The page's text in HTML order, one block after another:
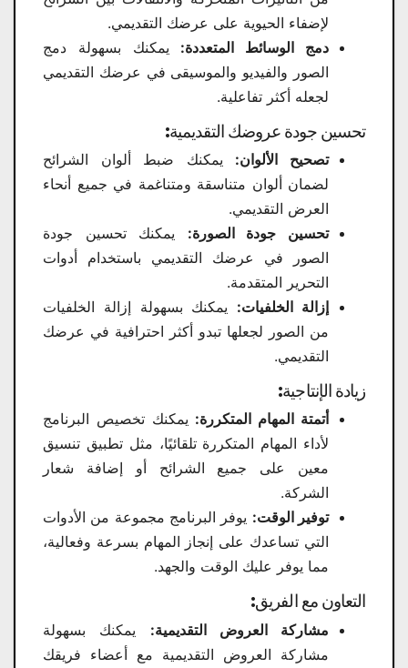
لإضفاء الحيوية على عرضك التقديمي.
دمج الوسائط المتعددة: يمكنك بسهولة دمج
الصور والفيديو والموسيقى في عرضك التقديمي
لجعله أكثر تفاعلية.
تحسين جودة عروضك التقديمية:
تصحيح الألوان: يمكنك ضبط ألوان الشرائح
لضمان ألوان متناسقة ومتناغمة في جميع أنحاء
العرض التقديمي.
تحسين جودة الصورة: يمكنك تحسين جودة
الصور في عرضك التقديمي باستخدام أدوات
التحرير المتقدمة.
إزالة الخلفيات: يمكنك بسهولة إزالة الخلفيات
من الصور لجعلها تبدو أكثر احترافية في عرضك
التقديمي.
زيادة الإنتاجية:
أتمتة المهام المتكررة: يمكنك تخصيص البرنامج
لأداء المهام المتكررة تلقائيًا، مثل تطبيق تنسيق
معين على جميع الشرائح أو إضافة شعار
الشركة.
توفير الوقت: يوفر البرنامج مجموعة من الأدوات
التي تساعدك على إنجاز المهام بسرعة وفعالية،
مما يوفر عليك الوقت والجهد.
التعاون مع الفريق:
مشاركة العروض التقديمية: يمكنك بسهولة
مشاركة العروض التقديمية مع أعضاء فريقك